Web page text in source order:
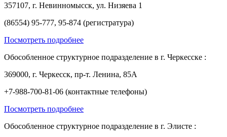
357107, г. Невинномысск, ул. Низяева 1
(86554) 95-777, 95-874 (регистратура)
Посмотреть подробнее
Обособленное структурное подразделение в г. Черкесске :
369000, г. Черкесск, пр-т. Ленина, 85А
+7-988-700-81-06 (контактные телефоны)
Посмотреть подробнее
Обособленное структурное подразделение в г. Элисте :